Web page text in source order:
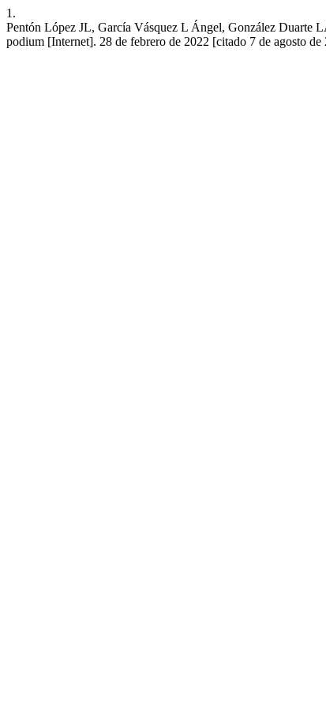
1.
Pentón López JL, García Vásquez L Ángel, González Duarte
podium [Internet]. 28 de febrero de 2022 [citado 7 de agosto